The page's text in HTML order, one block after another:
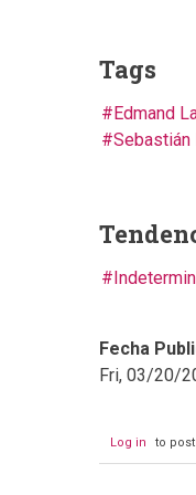
Tags
Edmand
Sebastián
Fecha
Fri, 03/20/
Log in to